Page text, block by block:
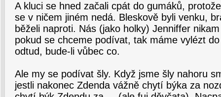
A kluci se hned začali cpát do gumáků,
se v ničem jiném nedá. Bleskově byli venku,
běželi naproti. Nás (jako holky) Jenniffer
pokud se chceme podívat, tak máme vylézt
odtud, bude-li vůbec co.
Ale my se podívat šly. Když jsme šly nahoru
jestli nakonec Zdenda vážně chytí býka za